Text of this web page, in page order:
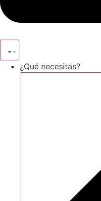
¿Qué necesitas?